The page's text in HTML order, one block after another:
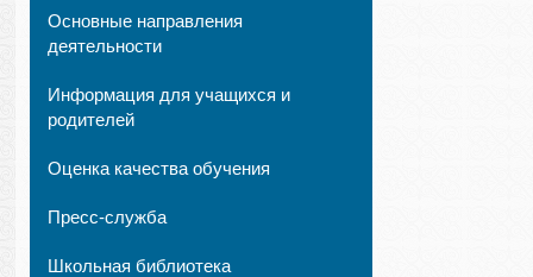
Основные направления
деятельности
Информация для учащихся и
родителей
Оценка качества обучения
Пресс-служба
Школьная библиотека